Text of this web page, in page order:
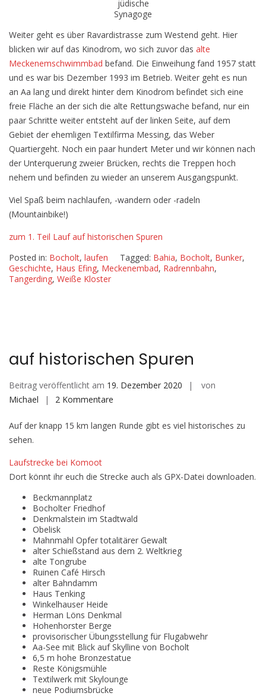
jüdische
Synagoge
Weiter geht es über Ravardistrasse zum Westend geht. Hier
blicken wir auf das Kinodrom, wo sich zuvor das alte
Meckenemschwimmbad befand. Die Einweihung fand 1957 statt
und es war bis Dezember 1993 im Betrieb. Weiter geht es nun
an Aa lang und direkt hinter dem Kinodrom befindet sich eine
freie Fläche an der sich die alte Rettungswache befand, nur ein
paar Schritte weiter entsteht auf der linken Seite, auf dem
Gebiet der ehemligen Textilfirma Messing, das Weber
Quartiergeht. Noch ein paar hundert Meter und wir können nach
der Unterquerung zweier Brücken, rechts die Treppen hoch
nehem und befinden zu wieder an unserem Ausgangspunkt.
Viel Spaß beim nachlaufen, -wandern oder -radeln
(Mountainbike!)
zum 1. Teil Lauf auf historischen Spuren
Posted in: Bocholt, laufen Tagged: Bahia, Bocholt, Bunker,
Geschichte, Haus Efing, Meckenembad, Radrennbahn,
Tangerding, Weiße Kloster
auf historischen Spuren
Beitrag veröffentlicht am 19. Dezember 2020
von
Michael
2 Kommentare
historischen
Auf der knapp 15 km langen Runde gibt es viel historisches zu
sehen.
Laufstrecke bei Komoot
Dort könnt ihr euch die Strecke auch als GPX-Datei downloaden.
Beckmannplatz
Bocholter Friedhof
Denkmalstein im Stadtwald
Obelisk
Mahnmahl Opfer totalitärer Gewalt
alter Schießstand aus dem 2. Weltkrieg
alte Tongrube
Ruinen Café Hirsch
alter Bahndamm
Haus Tenking
Winkelhauser Heide
Herman Löns Denkmal
Hohenhorster Berge
provisorischer Übungsstellung für Flugabwehr
Aa-See mit Blick auf Skylline von Bocholt
6,5 m hohe Bronzestatue
Reste Königsmühle
Textilwerk mit Skylounge
neue Podiumsbrücke